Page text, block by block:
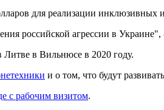
для реализации
российской агрессии в
в Вильнюсе в 2020 году.
и о том, что будут
с рабочим визитом.